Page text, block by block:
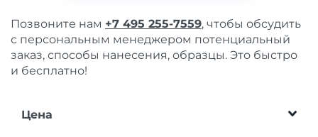
Позвоните нам +7 495 255-7559, чтобы обсудить
с персональным менеджером потенциальный
заказ, способы нанесения, образцы. Это быстро
и бесплатно!
Цена